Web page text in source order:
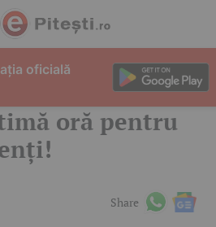
oră pentru
Share
oficială